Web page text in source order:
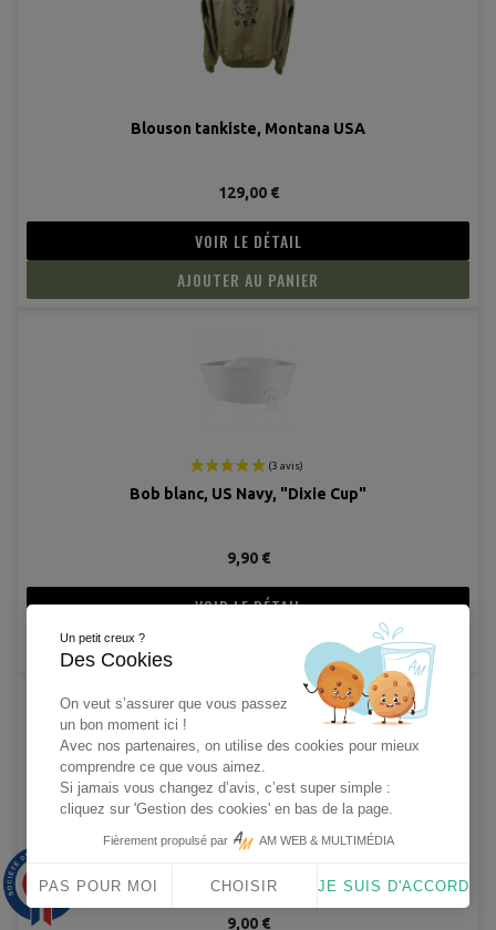
Blouson tankiste, Montana USA
129,00 €
VOIR LE DÉTAIL
AJOUTER AU PANIER
Bob blanc, US Navy, "Dixie Cup"
9,90 €
VOIR LE DÉTAIL
AJOUTER AU PANIER
9,00 €
9.9/10
1563 avis
Un petit creux ?
Des Cookies
On veut s’assurer que vous passez
un bon moment ici !
Avec nos partenaires, on utilise des cookies pour mieux
comprendre ce que vous aimez.
Si jamais vous changez d’avis, c’est super simple :
cliquez sur 'Gestion des cookies' en bas de la page.
Fièrement propulsé par AM WEB & MULTIMÉDIA
PAS POUR MOI CHOISIR JE SUIS D'ACCORD